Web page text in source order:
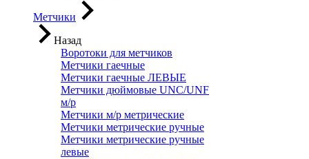
Метчики
Назад
Воротоки для метчиков
Метчики гаечные
Метчики гаечные ЛЕВЫЕ
Метчики дюймовые UNC/UNF
м/р
Метчики м/р метрические
Метчики метрические ручные
Метчики метрические ручные
левые